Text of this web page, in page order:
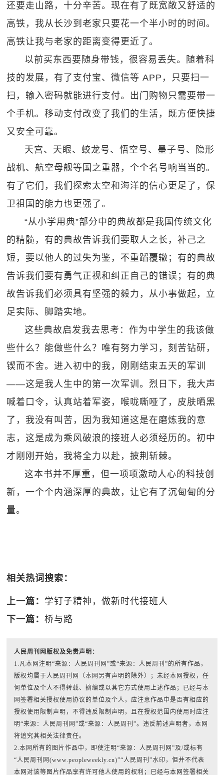
还要走山路，十分辛苦。现在有了既宽敞又舒适的
高铁，我从长沙到老家只要花一个半小时的时间。
高铁让我与老家的距离变得更近了。
以前买东西要随身带钱，很容易丢失。随着科
技的发展，有了支付宝、微信等 APP，只要扫一
扫，输入密码就能进行支付。出门购物只需要带一
个手机。移动支付改变了我们的生活，既方便快捷
又安全可靠。
天宫、天眼、蛟龙号、悟空号、墨子号、隐形
战机、航空母舰等国之重器，个个名号响当当的。
有了它们，我们探索太空和海洋的信心更足了，保
卫祖国的能力也更强了。
“从小学用典”部分中的典故都是我国传统文化
的精髓，有的典故告诉我们要取人之长，补己之
短，要以他人的过失为鉴，不重蹈覆辙；有的典故
告诉我们要有勇气正视和纠正自己的错误；有的典
故告诉我们必须具有坚强的毅力，从小事做起，立
足实际、脚踏实地。
这些典故启发我去思考：作为中学生的我该做
些什么？能做些什么？唯有努力学习，刻苦钻研，
锲而不舍。进入初中的我，刚刚结束五天的军训
——这是我人生中的第一次军训。烈日下，我大声
喊着口令，认真站着军姿，喉咙嘶哑了，皮肤晒黑
了，我没有叫苦，因为我知道这是在磨炼我的意
志，这是成为乘风破浪的接班人必须经历的。初中
才刚刚开始，我将全力以赴，披荆斩棘。
这本书并不厚重，但一项项激动人心的科技创
新，一个个内涵深厚的典故，让它有了沉甸甸的分
量。
相关热词搜索：
上一篇： 学钉子精神，做新时代接班人
下一篇：桥与路
人民周刊网版权及免责声明：
1.凡本网注明“来源：人民周刊网”或“来源：人民周刊”的所有作品，
版权均属于人民周刊网（本网另有声明的除外）；未经本网授权，任
何单位及个人不得转载、摘编或以其它方式使用上述作品；已经与本
网签署相关授权使用协议的单位及个人，应注意作品中是否有相应的
授权使用限制声明，不得违反限制声明，且在授权范围内使用时应注
明“来源：人民周刊网”或“来源：人民周刊”。违反前述声明者，本网
将追究其相关法律责任。
2.本网所有的图片作品中，即使注明“来源：人民周刊网”及/或标有
“人民周刊网(www.peopleweekly.cn)”“人民周刊”水印，但并不代表
本网对该等图片作品享有许可他人使用的权利；已经与本网签署相关